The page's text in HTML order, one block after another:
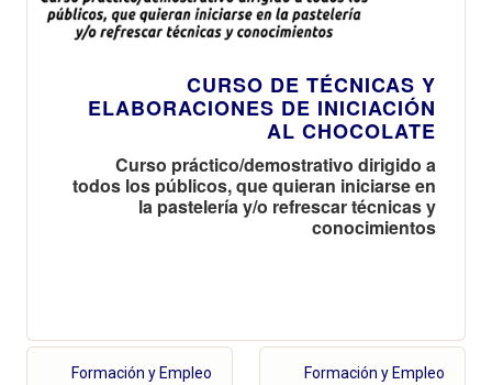
CURSO DE TÉCNICAS Y
ELABORACIONES DE INICIACIÓN
AL CHOCOLATE
Curso práctico/demostrativo dirigido a
todos los públicos, que quieran iniciarse en
la pastelería y/o refrescar técnicas y
conocimientos
Formación y Empleo Formación y Empleo